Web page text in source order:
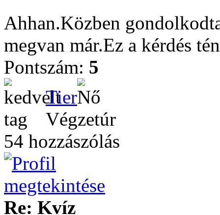
Ahhan.Közben
megvan már.Ez a kérdés
Pontszám: 5
Tier
Végzetúr
54 hozzászólás
Re: Kvíz